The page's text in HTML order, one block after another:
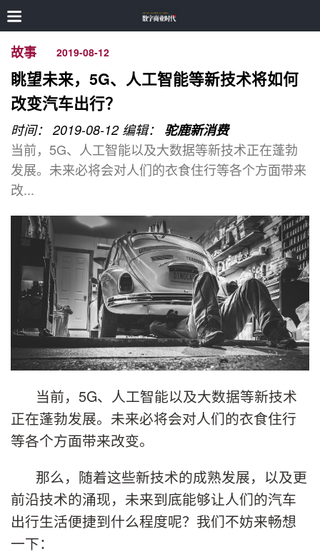
故事 2019-08-12
眺望未来，5G、人工智能等新技术将如何
改变汽车出行？
时间： 2019-08-12 编辑： 驼鹿新消费
当前，5G、人工智能以及大数据等新技术正在蓬勃
发展。未来必将会对人们的衣食住行等各个方面带来
改...
当前，5G、人工智能以及大数据等新技术
正在蓬勃发展。未来必将会对人们的衣食住行
等各个方面带来改变。
那么，随着这些新技术的成熟发展，以及更
前沿技术的涌现，未来到底能够让人们的汽车
出行生活便捷到什么程度呢？我们不妨来畅想
一下：